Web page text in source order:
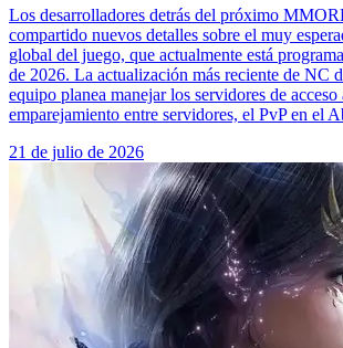
Los desarrolladores detrás del próximo
compartido nuevos detalles sobre el muy
global del juego, que actualmente está
de 2026. La actualización más reciente de NC
equipo planea manejar los servidores de
emparejamiento entre servidores, el PvP en el
21 de julio de 2026